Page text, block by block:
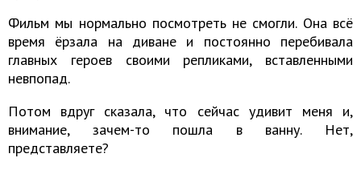
Фильм мы нормально посмотреть не смогли. Она всё
время ёрзала на диване и постоянно перебивала
главных героев своими репликами, вставленными
невпопад.
Потом вдруг сказала, что сейчас удивит меня и,
внимание, зачем-то пошла в ванну. Нет,
представляете?